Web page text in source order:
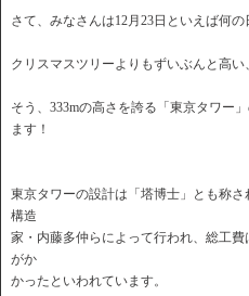
さて、みなさんは12月23日といえば何
クリスマスツリーよりもずいぶんと高い
そう、333mの高さを誇る「東京タワー
ます！
東京タワーの設計は「塔博士」とも称
構造
家・内藤多仲らによって行われ、総工
がか
かったといわれています。